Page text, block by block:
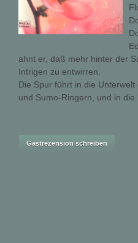
ahnt er, daß mehr hinter der
Intrigen zu entwirren.
Die Spur führt in die
und Sumo-Ringern, und in die